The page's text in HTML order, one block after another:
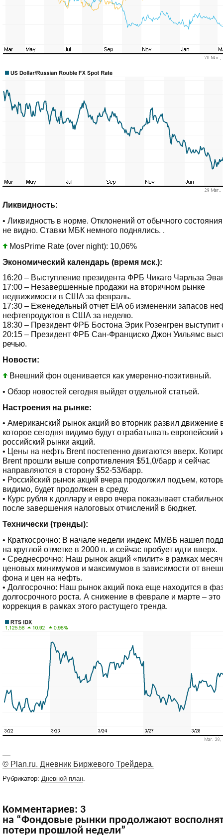
Ликвидность:
• Ликвидность в норме. Отклонений от обычного
не видно. Ставки МБК немного поднялись. .
MosPrime Rate (over night): 10,06%
Экономический календарь (время мск.):
16:20 – Выступление президента ФРБ Чикаго Чарльза
17:00 – Незавершенные продажи на вторичном рынке
недвижимости в США за февраль.
17:30 – Еженедельный отчет EIA об изменении запасов
нефтепродуктов в США за неделю.
18:30 – Президент ФРБ Бостона Эрик Розенгрен выступит
20:15 – Президент ФРБ Сан-Франциско Джон Уильямс
речью.
Новости:
Внешний фон оценивается как умеренно-позитивный.
• Обзор новостей сегодня выйдет отдельной статьей.
Настроения на рынке:
• Американский рынок акций во вторник развил движение
которое сегодня видимо будут отрабатывать европейский
российский рынки акций.
• Цены на нефть Brent постепенно двигаются вверх.
Brent прошли выше сопротивления $51,0/барр и сейчас
направляются в сторону $52-53/барр.
• Российский рынок акций вчера продолжил подъем,
видимо, будет продолжен в среду.
• Курс рубля к доллару и евро вчера показывает
после завершения налоговых отчислений в бюджет.
Технически (тренды):
• Краткосрочно: В начале недели индекс ММВБ нашел
на круглой отметке в 2000 п. и сейчас пробует идти вверх.
• Среднесрочно: Наш рынок акций «пилит» в рамках
ценовых минимумов и максимумов в зависимости от
фона и цен на нефть.
• Долгосрочно: Наш рынок акций пока еще находится в
долгосрочного роста. А снижение в феврале и марте – это
коррекция в рамках этого растущего тренда.
—
© Plan.ru. Дневник Биржевого Трейдера.
Рубрикатор: Дневной план.
Комментариев: 3
на “Фондовые рынки продолжают
потери прошлой недели”